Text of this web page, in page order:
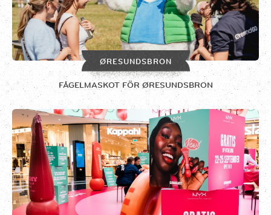
ØRESUNDSBRON
FÅGELMASKOT FÖR ØRESUNDSBRON